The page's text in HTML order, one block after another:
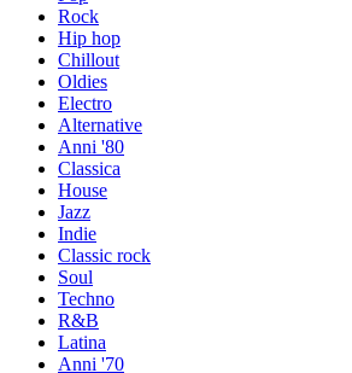
Rock
Hip hop
Chillout
Oldies
Electro
Alternative
Anni '80
Classica
House
Jazz
Indie
Classic rock
Soul
Techno
R&B
Latina
Anni '70